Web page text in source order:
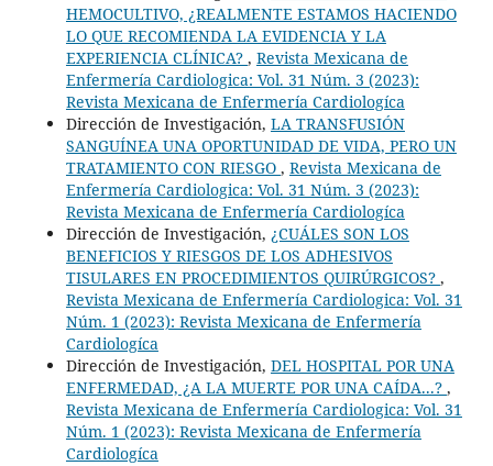
HEMOCULTIVO, ¿REALMENTE ESTAMOS HACIENDO
LO QUE RECOMIENDA LA EVIDENCIA Y LA
EXPERIENCIA CLÍNICA? , Revista Mexicana de
Enfermería Cardiologica: Vol. 31 Núm. 3 (2023):
Revista Mexicana de Enfermería Cardiologíca
Dirección de Investigación, LA TRANSFUSIÓN
SANGUÍNEA UNA OPORTUNIDAD DE VIDA, PERO UN
TRATAMIENTO CON RIESGO , Revista Mexicana de
Enfermería Cardiologica: Vol. 31 Núm. 3 (2023):
Revista Mexicana de Enfermería Cardiologíca
Dirección de Investigación, ¿CUÁLES SON LOS
BENEFICIOS Y RIESGOS DE LOS ADHESIVOS
TISULARES EN PROCEDIMIENTOS QUIRÚRGICOS? ,
Revista Mexicana de Enfermería Cardiologica: Vol. 31
Núm. 1 (2023): Revista Mexicana de Enfermería
Cardiologíca
Dirección de Investigación, DEL HOSPITAL POR UNA
ENFERMEDAD, ¿A LA MUERTE POR UNA CAÍDA...? ,
Revista Mexicana de Enfermería Cardiologica: Vol. 31
Núm. 1 (2023): Revista Mexicana de Enfermería
Cardiologíca